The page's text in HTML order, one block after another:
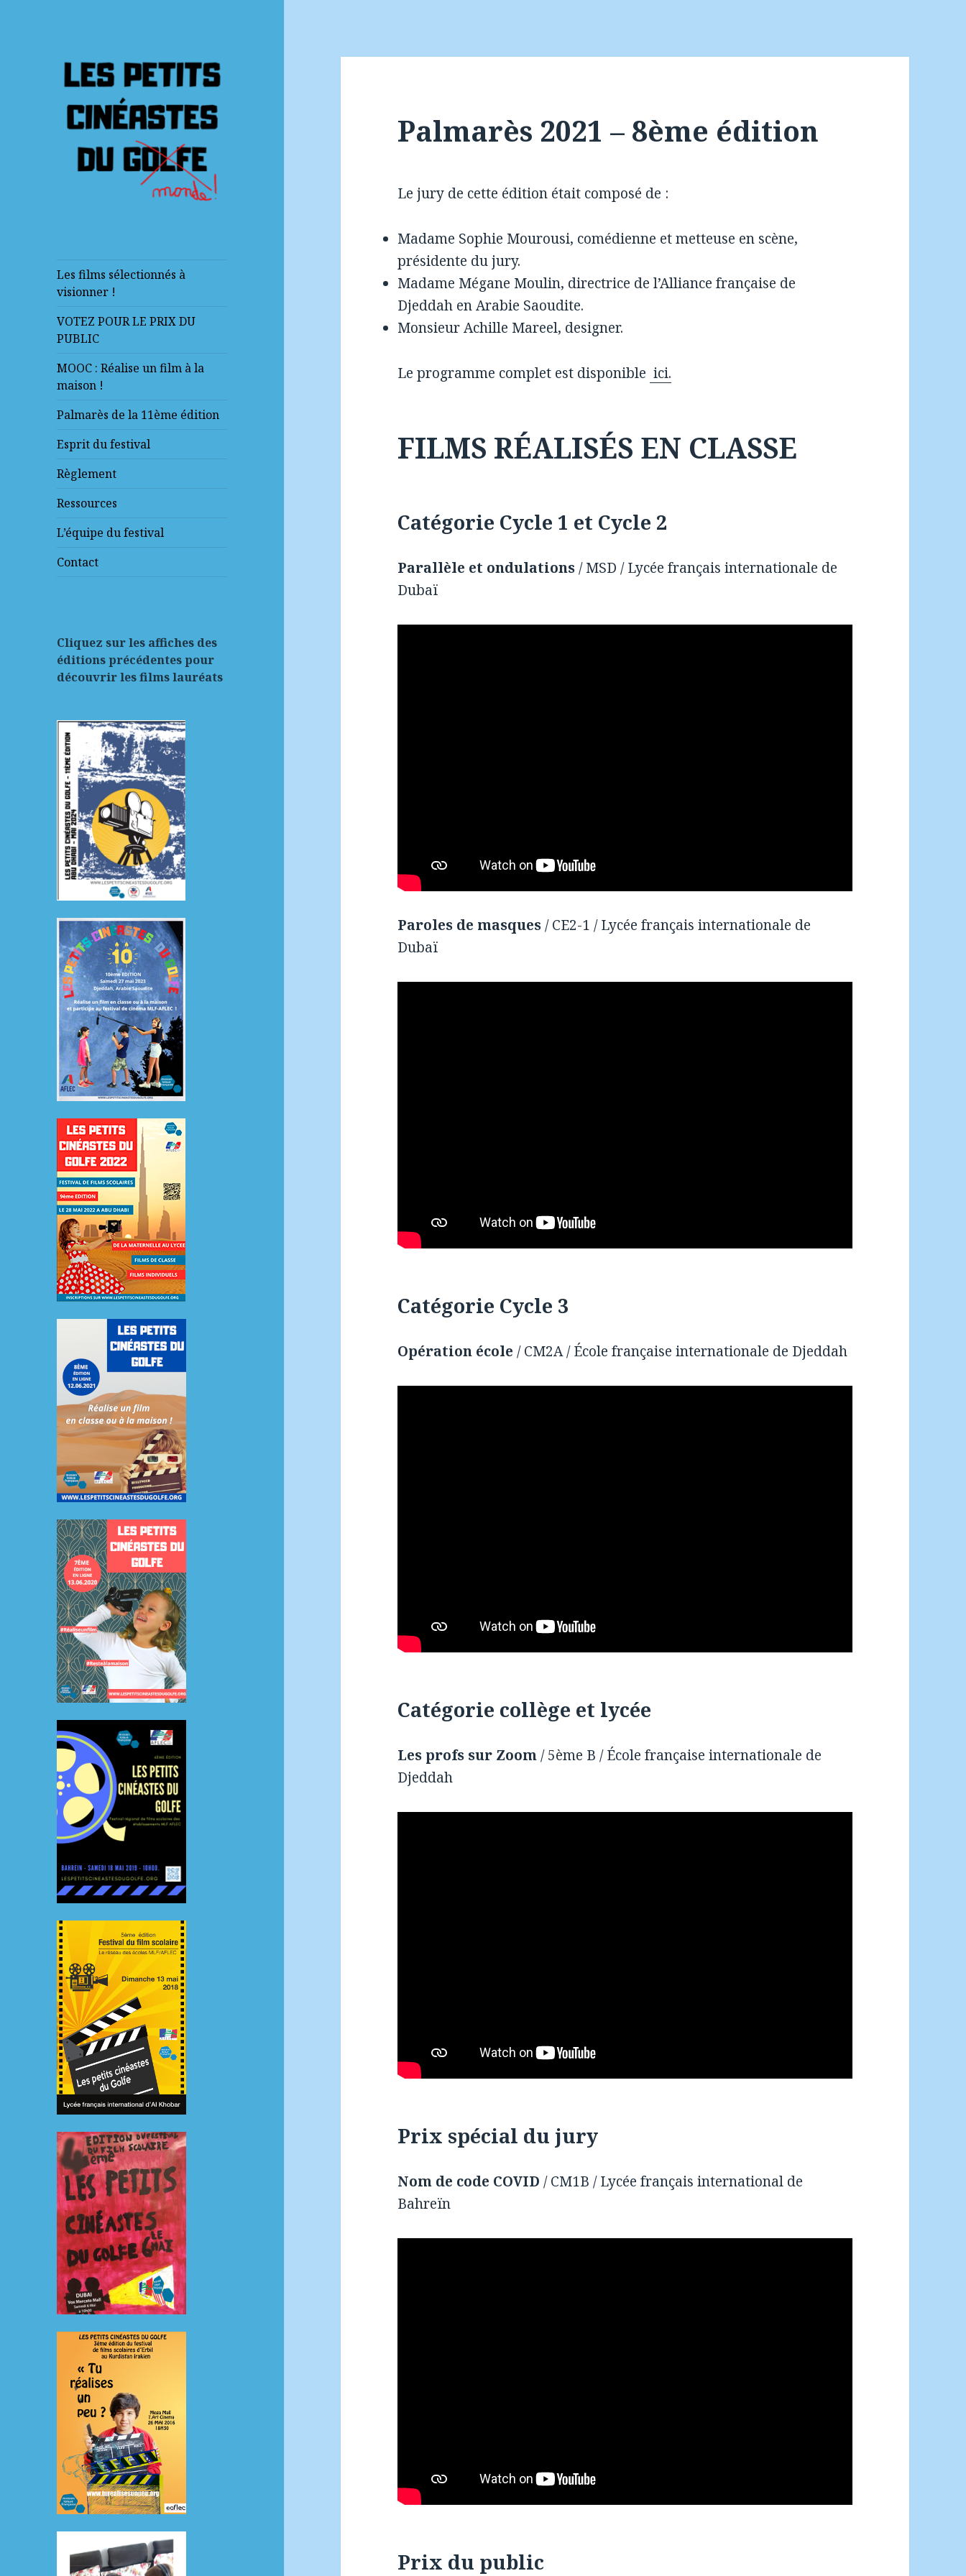
Les films sélectionnés à
visionner !
VOTEZ POUR LE PRIX DU
PUBLIC
MOOC : Réalise un film à la
maison !
Palmarès de la 11ème édition
Esprit du festival
Règlement
Ressources
L’équipe du festival
Contact
Cliquez sur les affiches des
éditions précédentes pour
découvrir les films lauréats
Palmarès 2021 – 8ème édition
Le jury de cette édition était composé de :
Madame Sophie Mourousi, comédienne et metteuse en scène,
présidente du jury.
Madame Mégane Moulin, directrice de l’Alliance française de
Djeddah en Arabie Saoudite.
Monsieur Achille Mareel, designer.
Le programme complet est disponible ici.
FILMS RÉALISÉS EN CLASSE
Catégorie Cycle 1 et Cycle 2
Parallèle et ondulations/ MSD / Lycée français internationale de
Dubaï
Paroles de masques/ CE2-1 / Lycée français internationale de
Dubaï
Catégorie Cycle 3
Opération école / CM2A / École française internationale de Djeddah
Catégorie collège et lycée
Les profs sur Zoom/ 5ème B / École française internationale de
Djeddah
Prix spécial du jury
Nom de code COVID / CM1B / Lycée français international de
Bahreïn
Prix du public